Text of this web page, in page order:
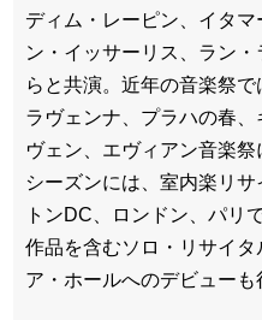
ディム・レーピン、イタ
ン・イッサーリス、ラン
らと共演。近年の音楽祭で
ラヴェンナ、プラハの春
ヴェン、エヴィアン音楽
シーズンには、室内楽リ
トンDC、ロンドン、パリ
作品を含むソロ・リサイ
ア・ホールへのデビューも